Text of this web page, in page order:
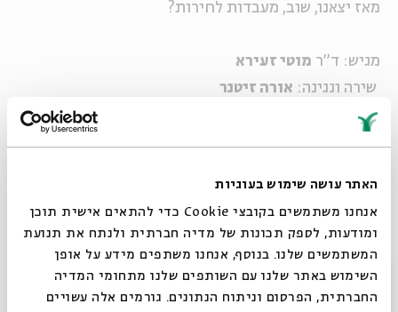
האתר עושה שימוש בעוגיות
אנחנו משתמשים בקובצי Cookie כדי להתאים אישית תוכן
ומודעות, לספק תכונות של מדיה חברתית ולנתח את תנועת
המשתמשים שלנו. בנוסף, אנחנו משתפים מידע על אופן
השימוש באתר שלנו עם השותפים שלנו מתחומי המדיה
החברתית, הפרסום וניתוח הנתונים. גורמים אלה עשויים
מאז יצאנו, שוב, מעבדות לחירות?
מגיש: ד"ר מוטי זעירא
שירה ונגינה: אורה זיטנר
קטעי קריאה ומשחק:
השחקנית ("קלבת שבת"
שיתוף הוספה ליומן הרשמה לאירועים דומים
אירועים נוספים בסדרה
סגור